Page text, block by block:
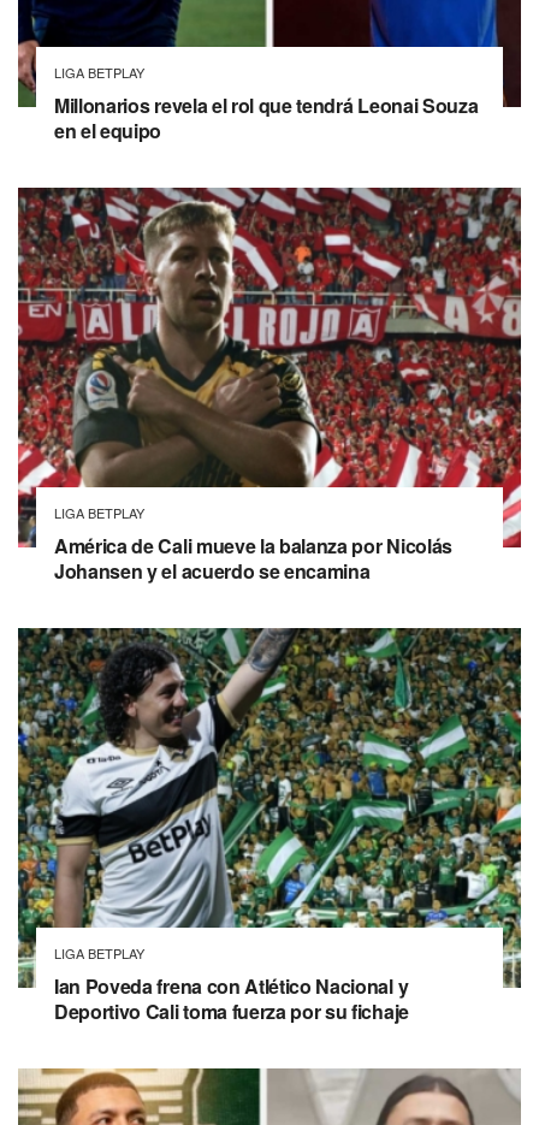
LIGA BETPLAY
Millonarios revela el rol que tendrá Leonai Souza
en el equipo
LIGA BETPLAY
América de Cali mueve la balanza por Nicolás
Johansen y el acuerdo se encamina
LIGA BETPLAY
Ian Poveda frena con Atlético Nacional y
Deportivo Cali toma fuerza por su fichaje